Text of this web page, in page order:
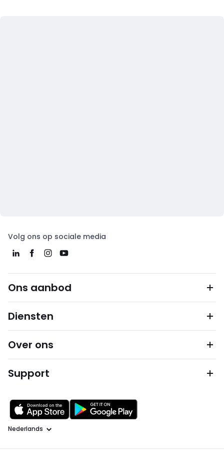
Volg ons op sociale media
Ons aanbod
Diensten
Over ons
Support
Taal